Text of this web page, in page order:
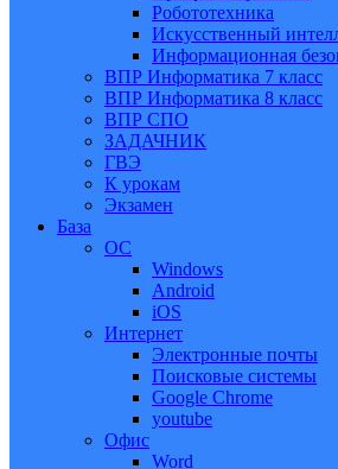
Робототехника
Искусственный
Информационная
ВПР Информатика 7 класс
ВПР Информатика 8 класс
ВПР СПО
ЗАДАЧНИК
ГВЭ
К урокам
Экзамен
База
ОС
Windows
Android
iOS
Интернет
Электронные почты
Поисковые системы
Google Chrome
youtube
Офис
Word